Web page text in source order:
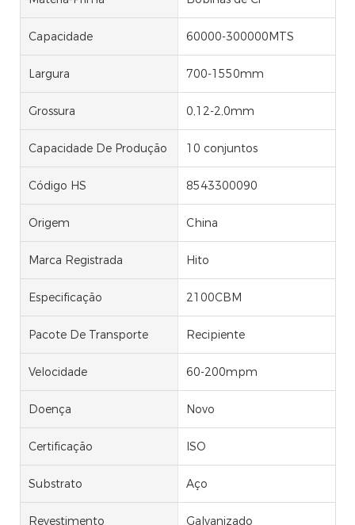
Capacidade 60000-300000MTS
Largura 700-1550mm
Grossura 0,12-2,0mm
Capacidade De Produção 10 conjuntos
Código HS 8543300090
Origem China
Marca Registrada Hito
Especificação 2100CBM
Pacote De Transporte Recipiente
Velocidade 60-200mpm
Doença Novo
Certificação ISO
Substrato Aço
Revestimento Galvanizado